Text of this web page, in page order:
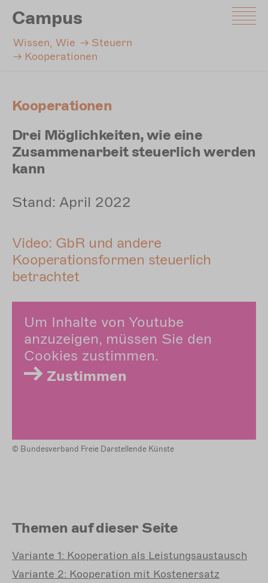
zumCampus
Wissen, Wie
Steuern
Kooperationen
Kooperationen
Drei Möglichkeiten, wie eine
Zusammenarbeit steuerlich werden
kann
Stand: April 2022
Video: GbR und andere
Kooperationsformen steuerlich
betrachtet
Um Inhalte von Youtube
anzuzeigen, müssen Sie den
Cookies zustimmen.
Zustimmen
© Bundesverband Freie Darstellende Künste
Themen auf dieser Seite
Variante 1: Kooperation als Leistungsaustausch
Variante 2: Kooperation mit Kostenersatz